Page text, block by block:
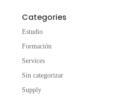
Categories
Estudio
Formación
Services
Sin categorizar
Supply